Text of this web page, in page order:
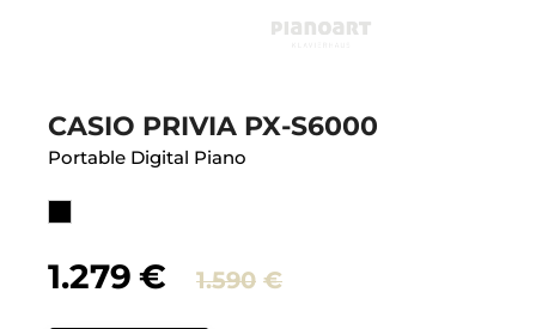
CASIO PRIVIA PX-S6000
Portable Digital Piano
1.590 €
1.279 €
Aktueller